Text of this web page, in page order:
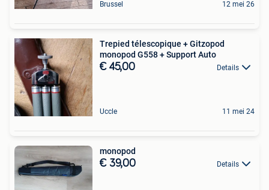
Brussel 12 mei 26
Trepied télescopique + Gitzopod
monopod G558 + Support Auto
€ 45,00 Details
Uccle 11 mei 24
monopod
€ 39,00 Details